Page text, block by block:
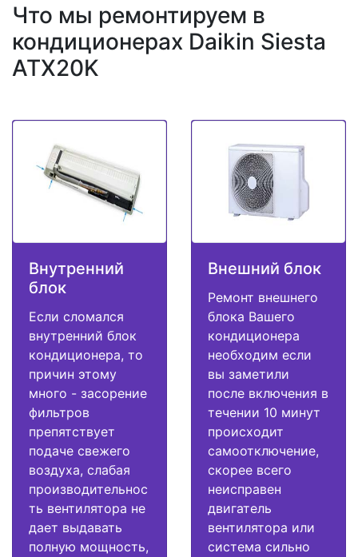
Что мы ремонтируем в
кондиционерах Daikin Siesta
ATX20K
Внутренний
блок
Если сломался
внутренний блок
кондиционера, то
причин этому
много - засорение
фильтров
препятствует
подаче свежего
воздуха, слабая
производительнос
ть вентилятора не
дает выдавать
полную мощность,
Внешний блок
Ремонт внешнего
блока Вашего
кондиционера
необходим если
вы заметили
после включения в
течении 10 минут
происходит
самоотключение,
скорее всего
неисправен
двигатель
вентилятора или
система сильно